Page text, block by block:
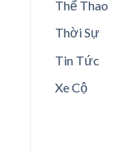
Thể Thao
Thời Sự
Tin Tức
Xe Cộ